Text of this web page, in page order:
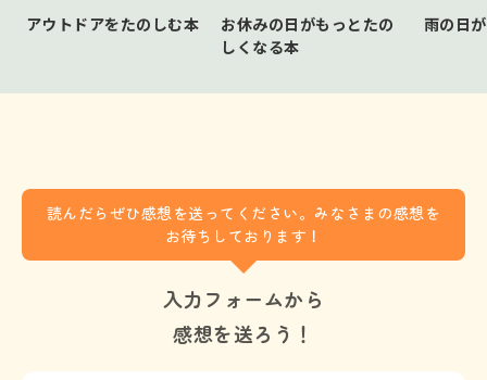
アウトドアをたのしむ本
お休みの日がもっとたの
しくなる本
雨の日
読んだらぜひ感想を送ってください。みなさまの感想を
お待ちしております！
入力フォームから
感想を送ろう！